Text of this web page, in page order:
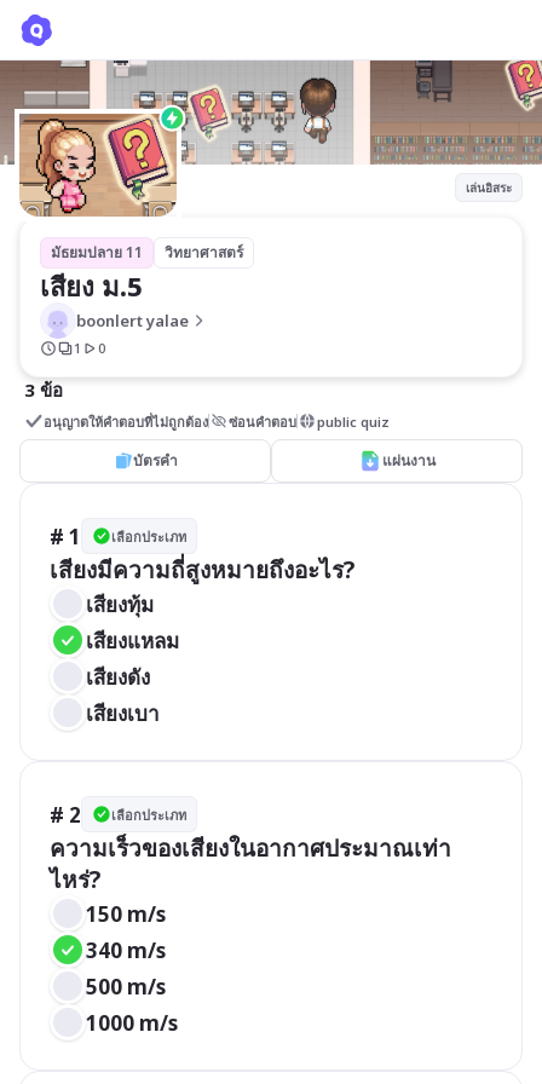
เล่นอิสระ
มัธยมปลาย 11 วิทยาศาสตร์
เสียง ม.5
boonlert yalae
1 0
3 ข้อ
อนุญาตให้คำตอบที่ไม่ถูกต้อง ซ่อนคำตอบ public quiz
บัตรคำ แผ่นงาน
# 1 เลือกประเภท
เสียงมีความถี่สูงหมายถึงอะไร?
เสียงทุ้ม
เสียงแหลม
เสียงดัง
เสียงเบา
# 2 เลือกประเภท
ความเร็วของเสียงในอากาศประมาณเท่า
ไหร่?
150 m/s
340 m/s
500 m/s
1000 m/s